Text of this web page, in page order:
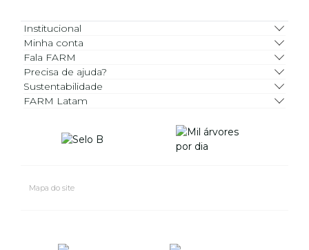
Institucional
Minha conta
Fala FARM
Precisa de ajuda?
Sustentabilidade
FARM Latam
Mapa do site